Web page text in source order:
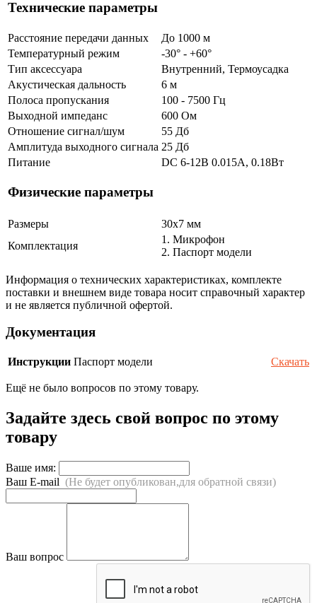
Технические параметры
Расстояние передачи данных
До 1000 м
Температурный режим
-30° - +60°
Тип аксессуара
Внутренний, Термоусадка
Акустическая дальность
6 м
Полоса пропускания
100 - 7500 Гц
Выходной импеданс
600 Ом
Отношение сигнал/шум
55 Дб
Амплитуда выходного сигнала 25 Дб
Питание
DC 6-12В 0.015A, 0.18Вт
Физические параметры
Размеры
30х7 мм
Комплектация
1. Микрофон
2. Паспорт модели
Информация о технических характеристиках, комплекте
поставки и внешнем виде товара носит справочный характер
и не является публичной офертой.
Документация
Инструкции Паспорт модели Скачать
Ещё не было вопросов по этому товару.
Задайте здесь свой вопрос по этому
товару
Ваше имя:
Ваш E-mail (Не будет опубликован,для обратной связи)
Ваш вопрос